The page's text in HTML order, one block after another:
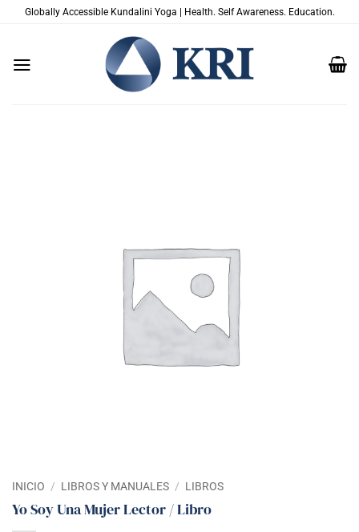
SaltarGlobally Accessible Kundalini Yoga | Health. Self Awareness. Education.
INICIO / LIBROS Y MANUALES / LIBROS
Yo Soy Una Mujer Lector / Libro